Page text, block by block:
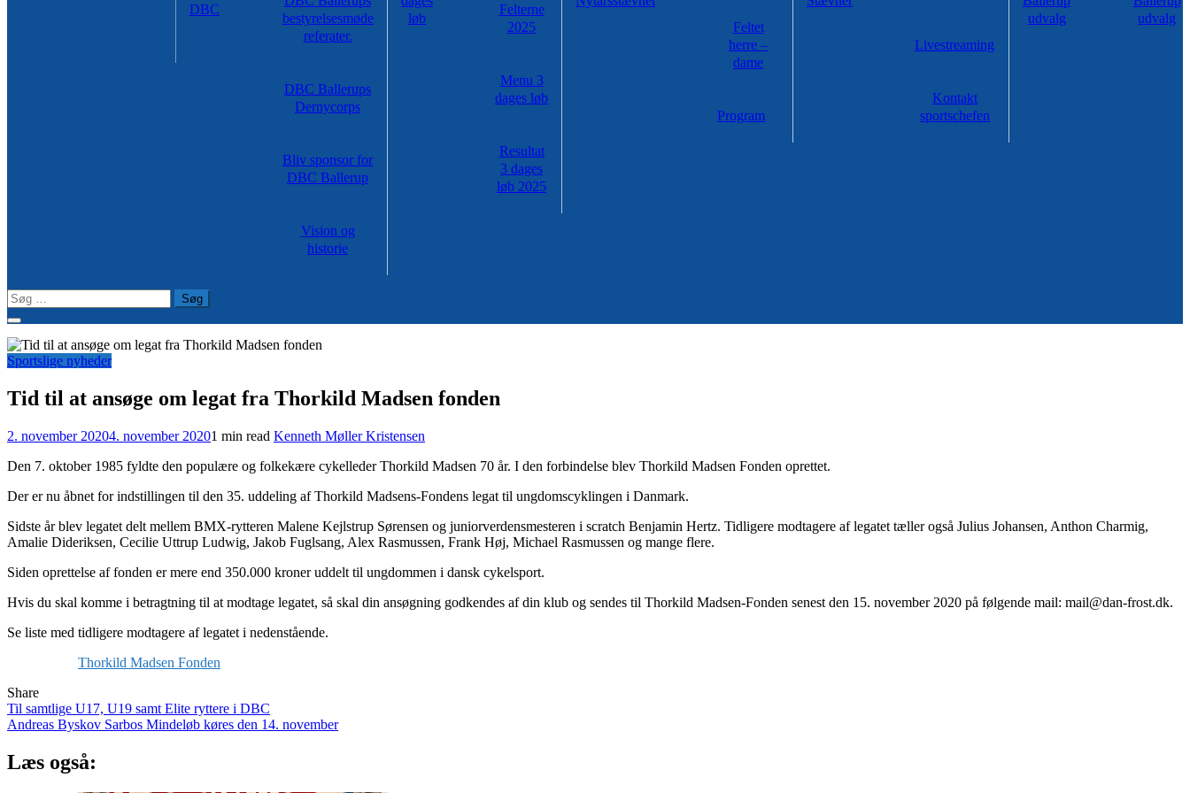
DBC
bestyrelsesmøde
referater.
DBC Ballerups
Dernycorps
Bliv sponsor for
DBC Ballerup
Vision og
historie
løb
Felterne
2025
Menu 3
dages løb
Resultat
3 dages
løb 2025
Feltet
herre –
dame
Program
Livestreaming
Kontakt
sportschefen
udvalg
udvalg
Søg
efter:
Sportslige nyheder
Tid til at ansøge om legat fra Thorkild Madsen fonden
2. november 20204. november 20201 min read Kenneth Møller Kristensen
Den 7. oktober 1985 fyldte den populære og folkekære cykelleder Thorkild Madsen 70 år. I den forbindelse blev Thorkild Madsen Fonden oprettet.
Der er nu åbnet for indstillingen til den 35. uddeling af Thorkild Madsens-Fondens legat til ungdomscyklingen i Danmark.
Sidste år blev legatet delt mellem BMX-rytteren Malene Kejlstrup Sørensen og juniorverdensmesteren i scratch Benjamin Hertz. Tidligere modtagere af legatet tæller også Julius Johansen, Anthon Charmig,
Amalie Dideriksen, Cecilie Uttrup Ludwig, Jakob Fuglsang, Alex Rasmussen, Frank Høj, Michael Rasmussen og mange flere.
Siden oprettelse af fonden er mere end 350.000 kroner uddelt til ungdommen i dansk cykelsport.
Hvis du skal komme i betragtning til at modtage legatet, så skal din ansøgning godkendes af din klub og sendes til Thorkild Madsen-Fonden senest den 15. november 2020 på følgende mail: mail@dan-frost.dk.
Se liste med tidligere modtagere af legatet i nedenstående.
Thorkild Madsen Fonden
Share
Indlægsnavigation
Til samtlige U17, U19 samt Elite ryttere i DBC
Andreas Byskov Sarbos Mindeløb køres den 14. november
Læs også: